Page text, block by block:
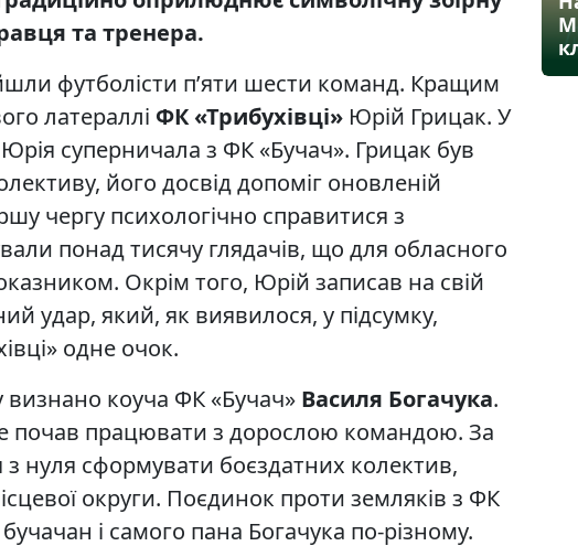
та тренера.
футболісти п’яти шести команд. Кращим
латераллі ФК «Трибухівці» Юрій Грицак. У
суперничала з ФК «Бучач». Грицак був
його досвід допоміг оновленій
чергу психологічно справитися з
понад тисячу глядачів, що для обласного
Окрім того, Юрій записав на свій
удар, який, як виявилося, у підсумку,
одне очок.
коуча ФК «Бучач» Василя Богачука.
почав працювати з дорослою командою. За
нуля сформувати боєздатних колектив,
округи. Поєдинок проти земляків з ФК
і самого пана Богачука по-різному.